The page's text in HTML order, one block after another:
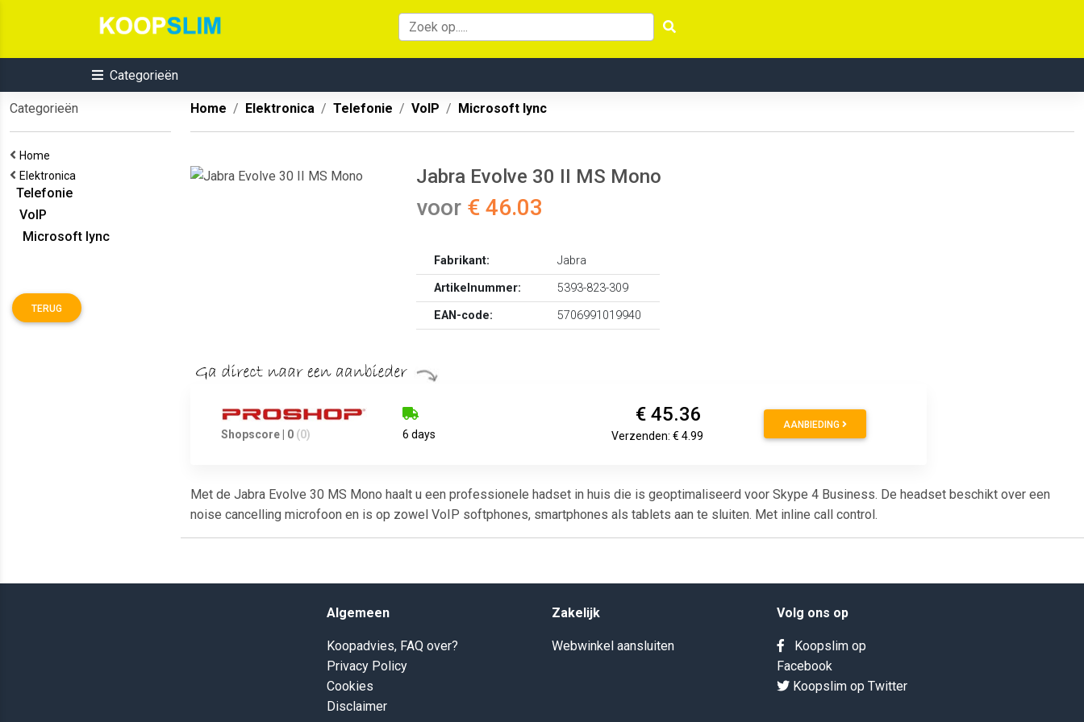
Categorieën
Categorieën
Home
Elektronica
Telefonie
VoIP
Microsoft lync
TERUG
Home Elektronica Telefonie VoIP Microsoft lync
Jabra Evolve 30 II MS Mono
voor € 46.03
Fabrikant:
Jabra
Artikelnummer:
5393-823-309
EAN-code:
5706991019940
Shopscore | 0 (0) 6 days
€ 45.36
Verzenden: € 4.99
AANBIEDING
Met de Jabra Evolve 30 MS Mono haalt u een professionele hadset in huis die is geoptimaliseerd voor Skype 4 Business. De headset beschikt over een
noise cancelling microfoon en is op zowel VoIP softphones, smartphones als tablets aan te sluiten. Met inline call control.
Algemeen
Koopadvies, FAQ over?
Privacy Policy
Cookies
Disclaimer
Zakelijk
Webwinkel aansluiten
Volg ons op
Koopslim op
Facebook
Koopslim op Twitter